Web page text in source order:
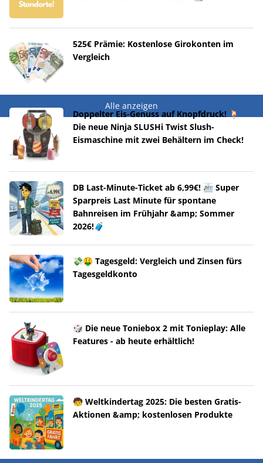
525€ Prämie: Kostenlose Girokonten im
Vergleich
Alle anzeigen
Doppelter Eis-Genuss auf Knopfdruck! 🍹
Die neue Ninja SLUSHi Twist Slush-
Eismaschine mit zwei Behältern im Check!
DB Last-Minute-Ticket ab 6,99€! 🚈 Super
Sparpreis Last Minute für spontane
Bahnreisen im Frühjahr &amp; Sommer
2026!🧳
💸🤑 Tagesgeld: Vergleich und Zinsen fürs
Tagesgeldkonto
🎲 Die neue Toniebox 2 mit Tonieplay: Alle
Features - ab heute erhältlich!
🧒 Weltkindertag 2025: Die besten Gratis-
Aktionen &amp; kostenlosen Produkte